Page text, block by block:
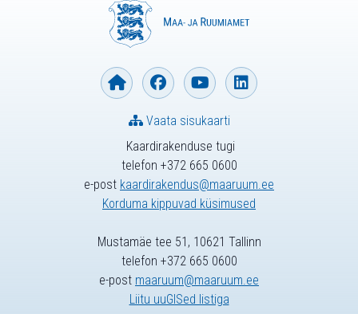
Kaardirakenduse tugi
telefon +372 665 0600
e-post kaardirakendus@maaruum.ee
Korduma kippuvad küsimused
Vaata sisukaarti
Mustamäe tee 51, 10621 Tallinn
telefon +372 665 0600
e-post maaruum@maaruum.ee
Liitu uuGISed listiga